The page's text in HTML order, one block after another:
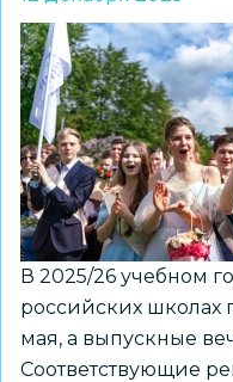
–
золотых
и
ЕГЭ
7
июля
В 2025/26 учебном
российских школах
мая, а выпускные
Соответствующие